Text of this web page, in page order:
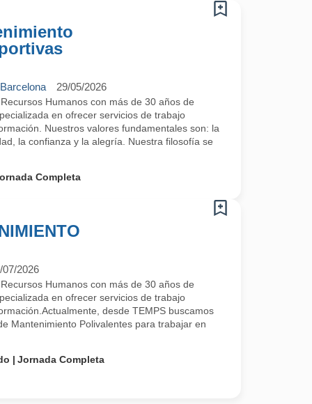
29/05/2026
Humanos con más de 30 años de
en ofrecer servicios de trabajo
Nuestros valores fundamentales son: la
la confianza y la alegría. Nuestra filosofía se
Completa
07/2026
Humanos con más de 30 años de
en ofrecer servicios de trabajo
desde TEMPS buscamos
Mantenimiento Polivalentes para trabajar en
Jornada Completa